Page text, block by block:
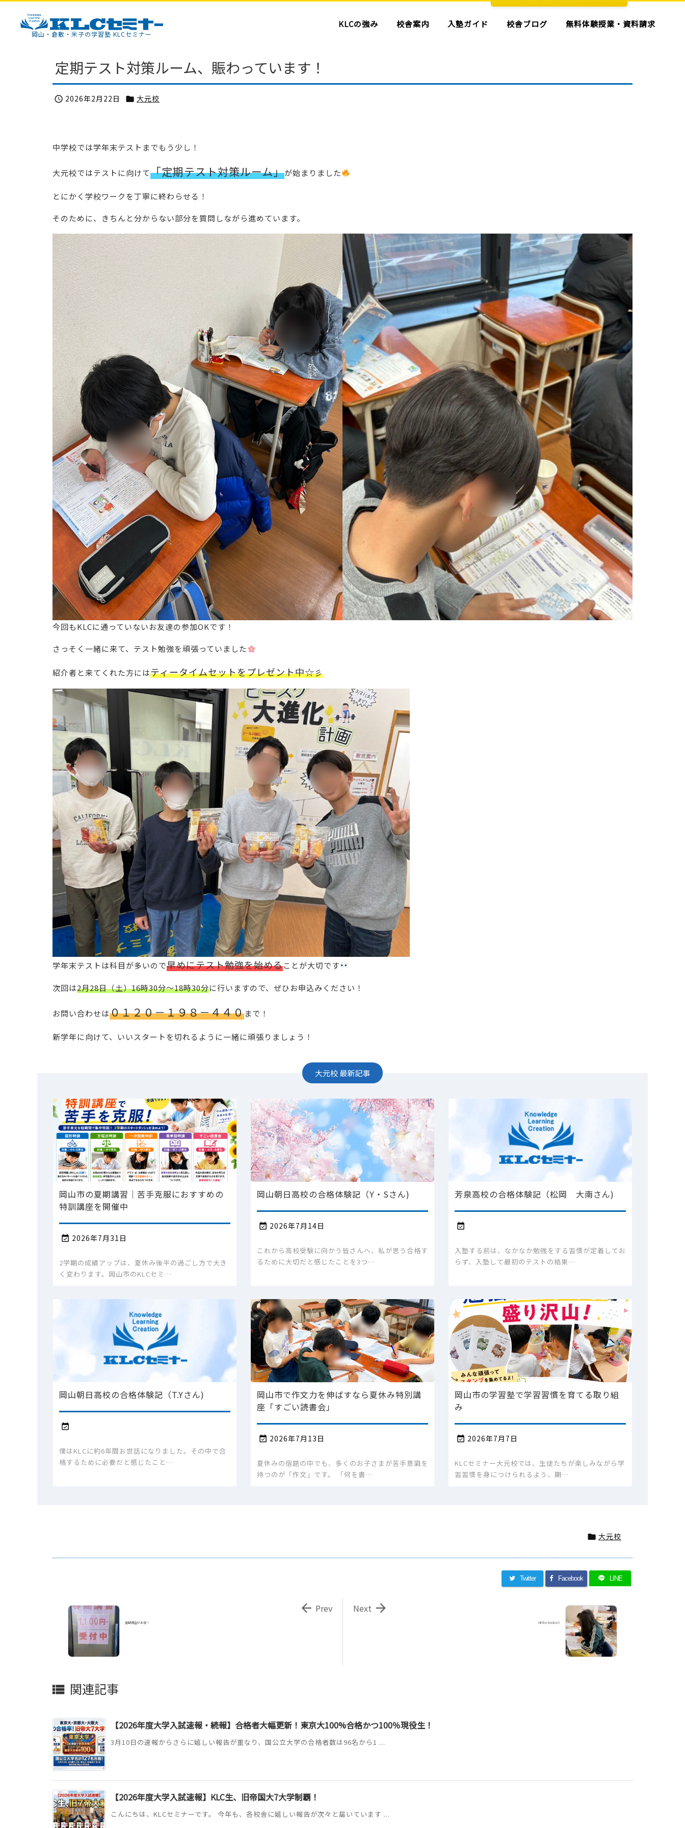
KLCセミナー岡山・倉敷・米子の学習塾 KLCセミナー
KLCの強み 校舎案内 入塾ガイド 校舎ブログ 無料体験授業・資料請求
定期テスト対策ルーム、賑わっています！
 2026年2月22日  大元校
中学校では学年末テストまでもう少し！
大元校ではテストに向けて「定期テスト対策ルーム」が始まりました
とにかく学校ワークを丁寧に終わらせる！
そのために、きちんと分からない部分を質問しながら進めています。
今回もKLCに通っていないお友達の参加OKです！
さっそく一緒に来て、テスト勉強を頑張っていました
紹介者と来てくれた方にはティータイムセットをプレゼント中☆彡
学年末テストは科目が多いので早めにテスト勉強を始めることが大切です
次回は2月28日（土）16時30分～18時30分に行いますので、ぜひお申込みください！
お問い合わせは０１２０－１９８－４４０まで！
新学年に向けて、いいスタートを切れるように一緒に頑張りましょう！
大元校最新記事
岡山市の夏期講習｜苦手克服におすすめの
特訓講座を開催中
 2026年7月31日
2学期の成績アップは、夏休み後半の過ごし方で大き
く変わります。岡山市のKLCセミ…
岡山朝日高校の合格体験記（Y・Sさん)
 2026年7月14日
これから高校受験に向かう皆さんへ、私が思う合格す
るために大切だと感じたことを3つ…
芳泉高校の合格体験記（松岡 大南さん)

入塾する前は、なかなか勉強をする習慣が定着してお
らず、入塾して最初のテストの結果…
岡山朝日高校の合格体験記（T.Yさん)

僕はKLCに約6年間お世話になりました。その中で合
格するために必要だと感じたこと…
岡山市で作文力を伸ばすなら夏休み特別講
座「すごい読書会」
 2026年7月13日
夏休みの宿題の中でも、多くのお子さまが苦手意識を
持つのが「作文」です。 「何を書…
岡山市の学習塾で学習習慣を育てる取り組
み
 2026年7月7日
KLCセミナー大元校では、生徒たちが楽しみながら学
習習慣を身につけられるよう、期…
 大元校
Twitter Facebook LINE
Hit the books!!!

Next
春期講習がお得！
 Prev
 関連記事
【2026年度大学入試速報・続報】合格者大幅更新！東京大100%合格かつ100％現役生！
3月10日の速報からさらに嬉しい報告が重なり、国公立大学の合格者数は96名から1 ...
【2026年度大学入試速報】KLC生、旧帝国大7大学制覇！
こんにちは、KLCセミナーです。 今年も、各校舎に嬉しい報告が次々と届いています ...